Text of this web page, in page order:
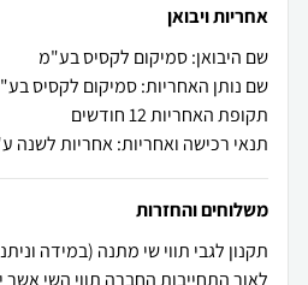
אחריות ויבואן
שם היבואן: סמיקום לקסיס בע"מ
שם נותן האחריות: סמיקום לקסיס
תקופת האחריות 12 חודשים
תנאי רכישה ואחריות: אחריות לשנה
משלוחים והחזרות
לאור התחייבות החברה תווי השי אשר